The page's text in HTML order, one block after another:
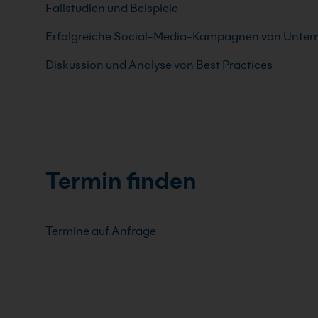
Fallstudien und Beispiele
Erfolgreiche Social-Media-Kampagnen von
Diskussion und Analyse von Best Practices
Termin finden
Termine auf Anfrage